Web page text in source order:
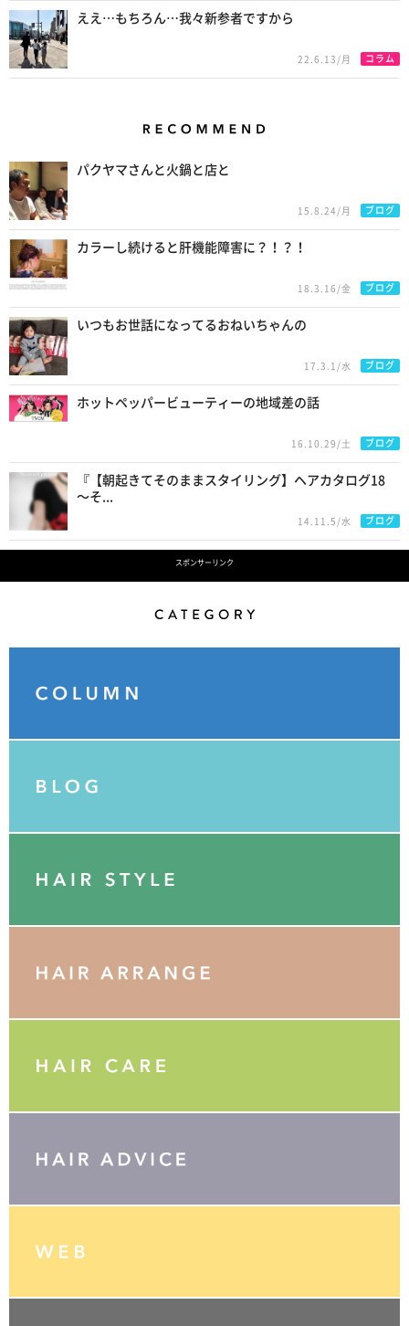
ええ…もちろん…我々新参者ですから
22.6.13/月 コラム
パクヤマさんと火鍋と店と
15.8.24/月 ブログ
カラーし続けると肝機能障害に？！？！
18.3.16/金 ブログ
いつもお世話になってるおねいちゃんの
17.3.1/水 ブログ
ホットペッパービューティーの地域差の話
16.10.29/土 ブログ
『【朝起きてそのままスタイリング】ヘアカタログ18
〜そ...
14.11.5/水 ブログ
スポンサーリンク